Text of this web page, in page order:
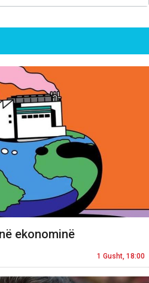
ekonominë
1 Gusht, 18:00